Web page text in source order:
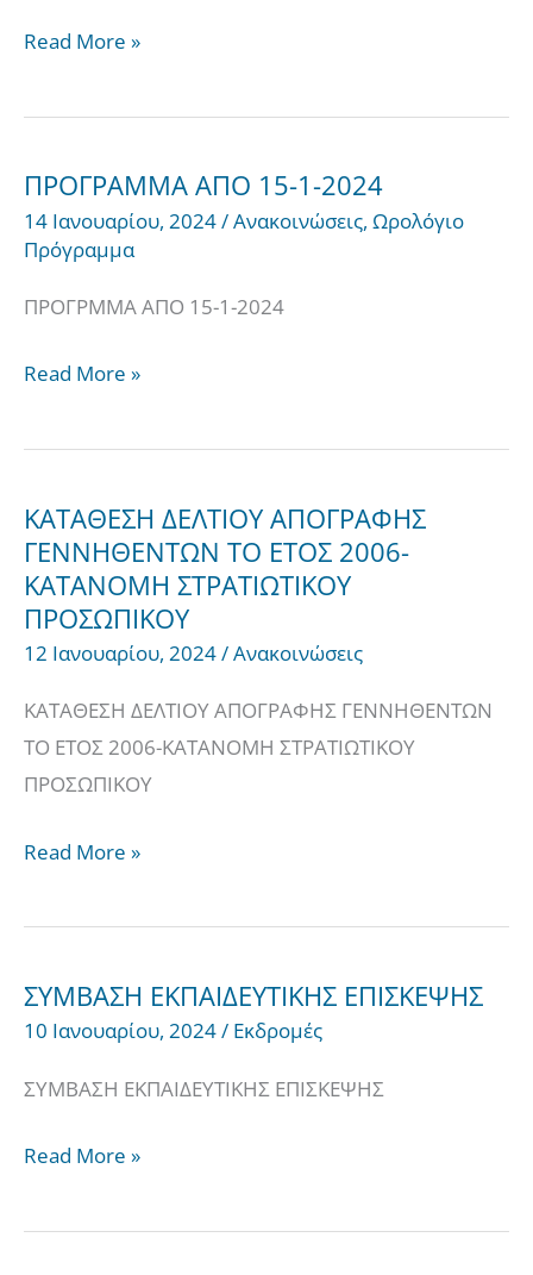
Read More »
ΠΡΟΓΡΑΜΜΑ ΑΠΟ 15-1-2024
14 Ιανουαρίου, 2024/Ανακοινώσεις, Ωρολόγιο
Πρόγραμμα
ΠΡΟΓΡΜΜΑ ΑΠΟ 15-1-2024
ΠΡΟΓΡΑΜΜΑ
ΑΠΟ
15-
1-
Read More »
ΚΑΤΑΘΕΣΗ ΔΕΛΤΙΟΥ ΑΠΟΓΡΑΦΗΣ
ΓΕΝΝΗΘΕΝΤΩΝ ΤΟ ΕΤΟΣ 2006-
ΚΑΤΑΝΟΜΗ ΣΤΡΑΤΙΩΤΙΚΟΥ
ΠΡΟΣΩΠΙΚΟΥ
12 Ιανουαρίου, 2024/Ανακοινώσεις
ΚΑΤΑΘΕΣΗ ΔΕΛΤΙΟΥ ΑΠΟΓΡΑΦΗΣ ΓΕΝΝΗΘΕΝΤΩΝ
ΤΟ ΕΤΟΣ 2006-ΚΑΤΑΝΟΜΗ ΣΤΡΑΤΙΩΤΙΚΟΥ
ΠΡΟΣΩΠΙΚΟΥ
ΚΑΤΑΘΕΣΗ
ΔΕΛΤΙΟΥ
ΑΠΟΓΡΑΦΗΣ
ΓΕΝΝΗΘΕΝΤΩΝ
ΤΟ
ΕΤΟΣ
2006-
ΚΑΤΑΝΟΜΗ
ΠΡΟΣΩΠΙΚΟΥ
Read More »
ΣΥΜΒΑΣΗ ΕΚΠΑΙΔΕΥΤΙΚΗΣ ΕΠΙΣΚΕΨΗΣ
10 Ιανουαρίου, 2024/ Εκδρομές
ΣΥΜΒΑΣΗ ΕΚΠΑΙΔΕΥΤΙΚΗΣ ΕΠΙΣΚΕΨΗΣ
ΣΥΜΒΑΣΗ
ΕΚΠΑΙΔΕΥΤΙΚΗΣ
Read More »